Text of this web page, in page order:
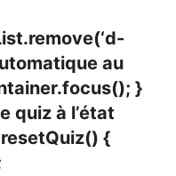
au
}
quiz à l’état
{